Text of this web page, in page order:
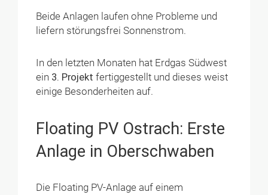
Beide Anlagen laufen ohne Probleme und
liefern störungsfrei Sonnenstrom.
In den letzten Monaten hat Erdgas Südwest
ein 3. Projekt fertiggestellt und dieses weist
einige Besonderheiten auf.
Floating PV Ostrach: Erste
Anlage in Oberschwaben
Die Floating PV-Anlage auf einem